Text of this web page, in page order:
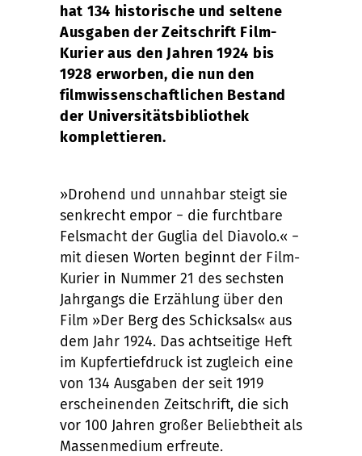
hat 134 historische und seltene
Ausgaben der Zeitschrift Film-
Kurier aus den Jahren 1924 bis
1928 erworben, die nun den
filmwissenschaftlichen Bestand
der Universitätsbibliothek
komplettieren.
»Drohend und unnahbar steigt sie
senkrecht empor − die furchtbare
Felsmacht der Guglia del Diavolo.« −
mit diesen Worten beginnt der Film-
Kurier in Nummer 21 des sechsten
Jahrgangs die Erzählung über den
Film »Der Berg des Schicksals« aus
dem Jahr 1924. Das achtseitige Heft
im Kupfertiefdruck ist zugleich eine
von 134 Ausgaben der seit 1919
erscheinenden Zeitschrift, die sich
vor 100 Jahren großer Beliebtheit als
Massenmedium erfreute.